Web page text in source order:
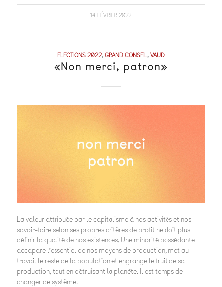
14 FÉVRIER 2022
ELECTIONS 2022,GRAND CONSEIL,VAUD
«Non merci, patron»
La valeur attribuée par le capitalisme à nos activités et nos
savoir-faire selon ses propres critères de profit ne doit plus
définir la qualité de nos existences. Une minorité possédante
accapare l’essentiel de nos moyens de production, met au
travail le reste de la population et engrange le fruit de sa
production, tout en détruisant la planète. Il est temps de
changer de système.